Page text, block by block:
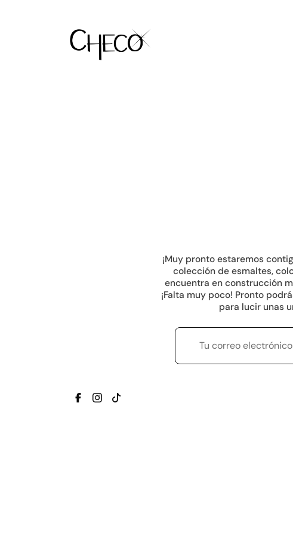
¡Muy pronto estaremos
colección de esmaltes,
encuentra en construcción
¡Falta muy poco! Pronto
para lucir unas
TRANSLATION MISSING:
TRANSLATION MISSING:
TRANSLATION MISSING: